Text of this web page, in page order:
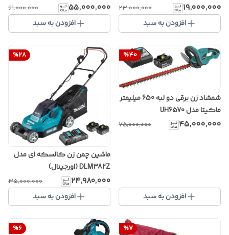
۱۹٬۰۰۰٬۰۰۰ ۲۳٬۰۰۰٬۰۰۰
افزودن به سبد
۵۵٬۰۰۰٬۰۰۰ ۶۱٬۰۰۰٬۰۰۰
افزودن به سبد
%40
شمشاد زن برقی دو لبه 650 میلیمتر
ماکیتا مدل UH6570
۴۵٬۰۰۰٬۰۰۰ ۷۵٬۰۰۰٬۰۰۰
افزودن به سبد
%28
ماشین چمن زن کالسکه ای مدل
DLM382Z (اورجینال)
۲۴٬۹۸۰٬۰۰۰ ۳۵٬۰۰۰٬۰۰۰
افزودن به سبد
%7
%6